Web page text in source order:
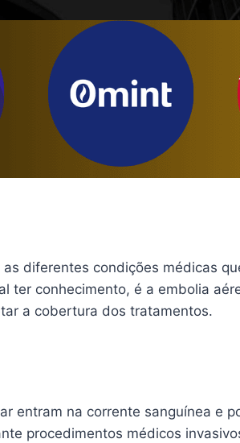
diferentes condições médicas
ter conhecimento, é a embolia
a cobertura dos tratamentos.
entram na corrente sanguínea e
procedimentos médicos